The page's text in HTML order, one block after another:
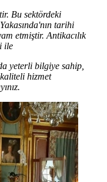
Bu sektördeki
tarihi
etmiştir. Antikacılık
ile
yeterli bilgiye sahip,
hizmet